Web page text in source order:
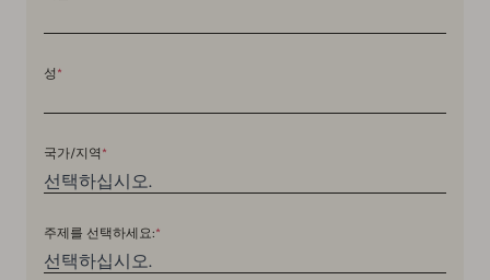
성*
국가/지역 *
주제를 선택하세요:*